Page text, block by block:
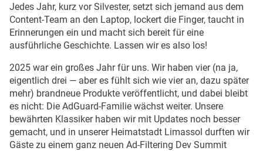
Jedes Jahr, kurz vor Silvester, setzt sich jemand aus dem
Content-Team an den Laptop, lockert die Finger, taucht in
Erinnerungen ein und macht sich bereit für eine
ausführliche Geschichte. Lassen wir es also los!
2025 war ein großes Jahr für uns. Wir haben vier (na ja,
eigentlich drei — aber es fühlt sich wie vier an, dazu später
mehr) brandneue Produkte veröffentlicht, und dabei bleibt
es nicht: Die AdGuard-Familie wächst weiter. Unsere
bewährten Klassiker haben wir mit Updates noch besser
gemacht, und in unserer Heimatstadt Limassol durften wir
Gäste zu einem ganz neuen Ad-Filtering Dev Summit